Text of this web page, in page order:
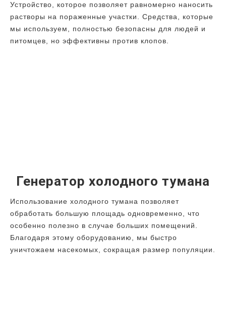
Устройство, которое позволяет равномерно наносить
растворы на пораженные участки. Средства, которые
мы используем, полностью безопасны для людей и
питомцев, но эффективны против клопов.
Генератор холодного тумана
Использование холодного тумана позволяет
обработать большую площадь одновременно, что
особенно полезно в случае больших помещений.
Благодаря этому оборудованию, мы быстро
уничтожаем насекомых, сокращая размер популяции.